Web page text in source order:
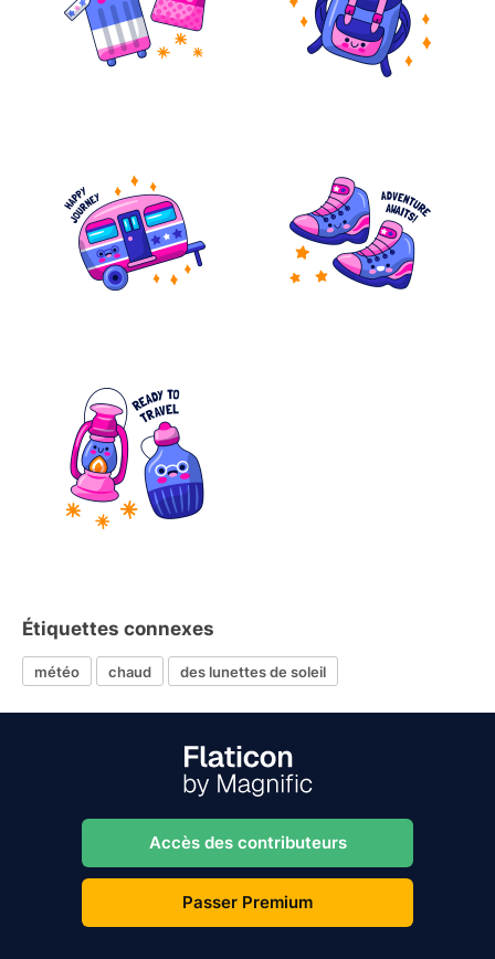
Étiquettes connexes
météo chaud des lunettes de soleil
Accès des contributeurs
Passer Premium